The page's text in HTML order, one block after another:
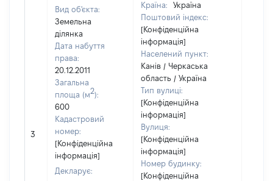
3
Вид об'єкта:
Земельна
ділянка
Дата набуття
права:
20.12.2011
Загальна
площа (м2):
600
Кадастровий
номер:
[Конфіденційна
інформація]
Декларує:
Країна:
Україна
Поштовий індекс:
[Конфіденційна
інформація]
Населений пункт:
Канів / Черкаська
область / Україна
Тип вулиці:
[Конфіденційна
інформація]
Вулиця:
[Конфіденційна
інформація]
Номер будинку:
[Конфіденційна